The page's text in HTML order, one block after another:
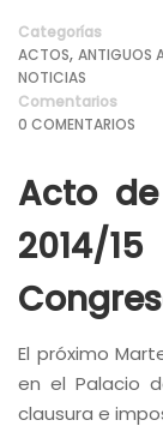
Categorías
ACTOS, ANTIGUOS
NOTICIAS
Comentarios
0 COMENTARIOS
Acto
2014/
El próximo
en el Palacio
clausura e